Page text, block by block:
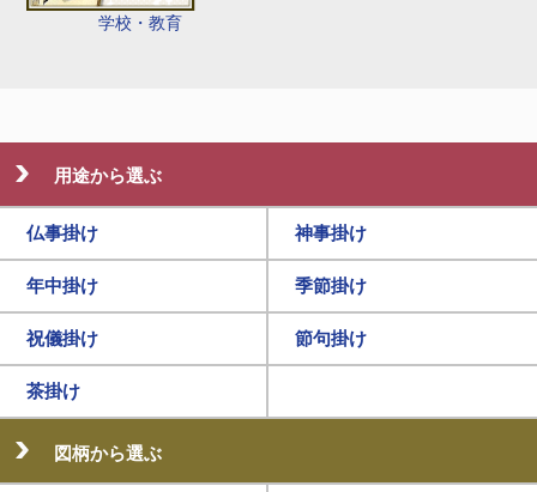
学校・教育
用途から選ぶ
仏事掛け 神事掛け
年中掛け 季節掛け
祝儀掛け 節句掛け
茶掛け
図柄から選ぶ